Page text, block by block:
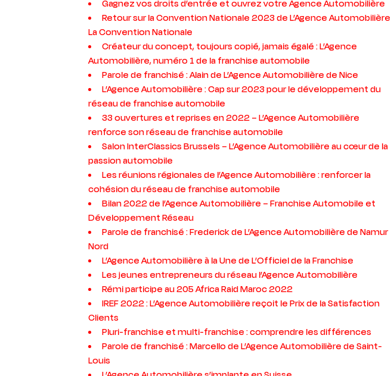
Gagnez vos droits d’entrée et ouvrez votre Agence Automobilière
Retour sur la Convention Nationale 2023 de L’Agence Automobilière
La Convention Nationale
Créateur du concept, toujours copié, jamais égalé : L’Agence
Automobilière, numéro 1 de la franchise automobile
Parole de franchisé : Alain de L’Agence Automobilière de Nice
L’Agence Automobilière : Cap sur 2023 pour le développement du
réseau de franchise automobile
33 ouvertures et reprises en 2022 – L’Agence Automobilière
renforce son réseau de franchise automobile
Salon InterClassics Brussels – L’Agence Automobilière au cœur de la
passion automobile
Les réunions régionales de l’Agence Automobilière : renforcer la
cohésion du réseau de franchise automobile
Bilan 2022 de l’Agence Automobilière – Franchise Automobile et
Développement Réseau
Parole de franchisé : Frederick de L’Agence Automobilière de Namur
Nord
L’Agence Automobilière à la Une de L’Officiel de la Franchise
Les jeunes entrepreneurs du réseau l’Agence Automobilière
Rémi participe au 205 Africa Raid Maroc 2022
IREF 2022 : L’Agence Automobilière reçoit le Prix de la Satisfaction
Clients
Pluri-franchise et multi-franchise : comprendre les différences
Parole de franchisé : Marcello de L’Agence Automobilière de Saint-
Louis